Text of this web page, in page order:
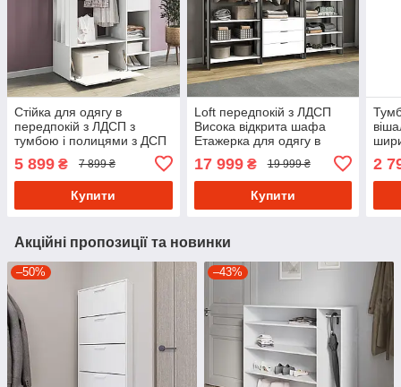
Стійка для одягу в
передпокій з ЛДСП з
тумбою і полицями з ДСП
Передпокої малогабаритні
в коридор 120 см
5 899 ₴ 7 899 ₴
Купити
Loft передпокій з ЛДСП
Висока відкрита шафа
Етажерка для одягу в
завширшки
17 999₴ 19 999 ₴
Купити
2
Акційні пропозиції та новинки
–50% –43%